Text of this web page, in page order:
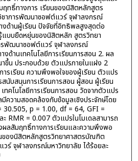
ทธิ์ทางการ เรียนของนิสิตหลักสูตร
าการพัฒนาซอฟต์แวร์ จุฬาลงกรณ์
งด้านผู้เรียน ปัจจัยที่อิทธิพลสูงสุดต่อ
แบบยืดหยุ่นของนิสิตหลัก สูตรวิทยา
รพัฒนาซอฟต์แวร์ จุฬาลงกรณ์
ด้านเทคโนโลยีการเรียนการสอน 2. ผล
น ประกอบด้วย ตัวแปรภายในแฝง 2
รเรียน ความพึงพอใจของผู้เรียน ตัวแปร
นับสนุนการเรียนการสอน ผู้สอน ผู้เรียน
ทคโนโลยีการเรียนการสอน วัดจากตัวแปร
ความสอดคล้องกับข้อมูลเชิงประจักษ์โดย
30.505, p = 1.00, df = 64, GFI =
RMR = 0.007 ตัวแปรในโมเดลสามารถ
ลสัมฤทธิ์ทางการเรียนและความพึงพอ
ของนิสิตหลักสูตรวิทยาศาสตรบัณฑิต
ร์ จุฬาลงกรณ์มหาวิทยาลัย ได้ร้อยละ